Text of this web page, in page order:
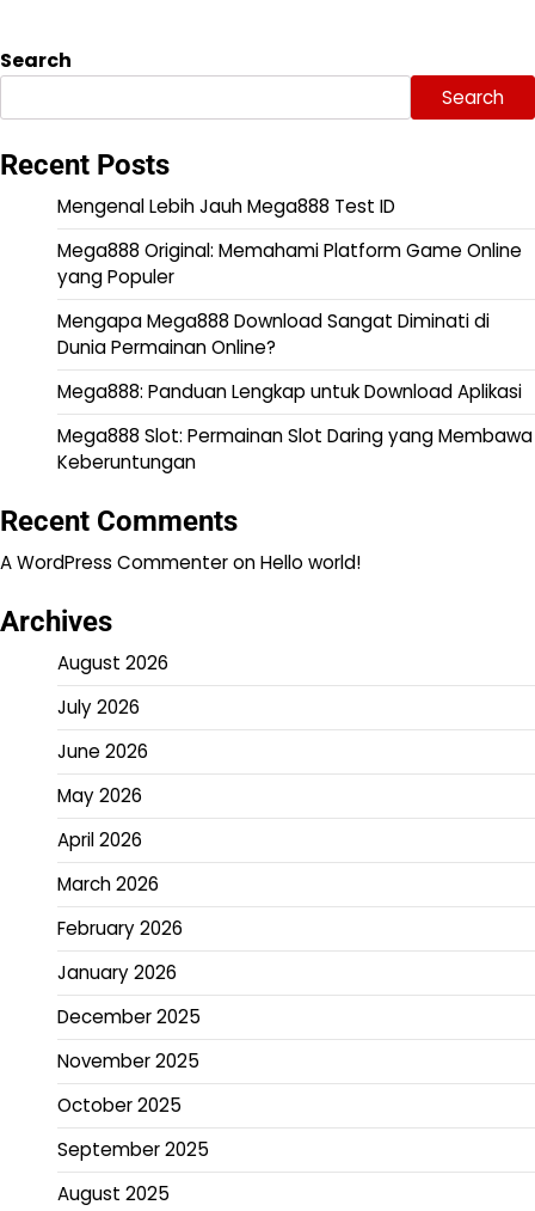
Search
Search
Recent Posts
Mengenal Lebih Jauh Mega888 Test ID
Mega888 Original: Memahami Platform Game Online
yang Populer
Mengapa Mega888 Download Sangat Diminati di
Dunia Permainan Online?
Mega888: Panduan Lengkap untuk Download Aplikasi
Mega888 Slot: Permainan Slot Daring yang Membawa
Keberuntungan
Recent Comments
A WordPress CommenteronHello world!
Archives
August 2026
July 2026
June 2026
May 2026
April 2026
March 2026
February 2026
January 2026
December 2025
November 2025
October 2025
September 2025
August 2025